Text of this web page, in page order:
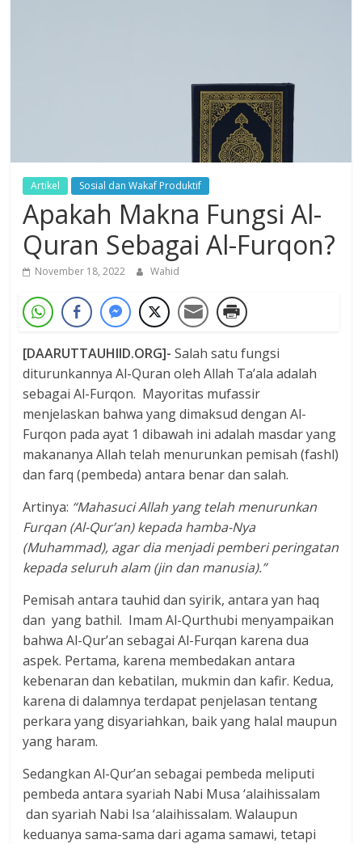
Artikel Sosial dan Wakaf Produktif
Apakah Makna Fungsi Al-
Quran Sebagai Al-Furqon?
November 18, 2022 Wahid
[DAARUTTAUHIID.ORG]- Salah satu fungsi
diturunkannya Al-Quran oleh Allah Ta’ala adalah
sebagai Al-Furqon. Mayoritas mufassir
menjelaskan bahwa yang dimaksud dengan Al-
Furqon pada ayat 1 dibawah ini adalah masdar yang
makananya Allah telah menurunkan pemisah (fashl)
dan farq (pembeda) antara benar dan salah.
Artinya: “Mahasuci Allah yang telah menurunkan
Furqan (Al-Qur’an) kepada hamba-Nya
(Muhammad), agar dia menjadi pemberi peringatan
kepada seluruh alam (jin dan manusia).”
Pemisah antara tauhid dan syirik, antara yan haq
dan yang bathil. Imam Al-Qurthubi menyampaikan
bahwa Al-Qur’an sebagai Al-Furqan karena dua
aspek. Pertama, karena membedakan antara
kebenaran dan kebatilan, mukmin dan kafir. Kedua,
karena di dalamnya terdapat penjelasan tentang
perkara yang disyariahkan, baik yang halal maupun
yang haram.
Sedangkan Al-Qur’an sebagai pembeda meliputi
pembeda antara syariah Nabi Musa ‘alaihissalam
dan syariah Nabi Isa ‘alaihissalam. Walaupun
keduanya sama-sama dari agama samawi, tetapi